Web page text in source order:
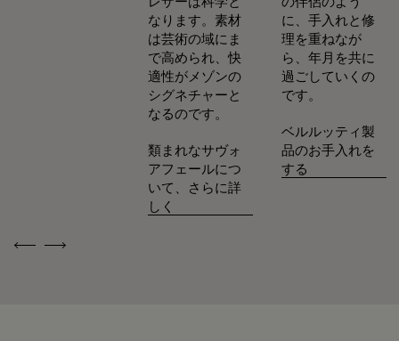
ベルルッティは、持続可能なリサイクル素材を使用し、化石
燃料由来のバージンプラスチックは使用していない、環境に
配慮したパッケージを重視しています。
私たちのコミットメント
身に着けていただけるよう、各種サービスを取り揃えていま
Previous
Next
なります。素材
は芸術の域にま
で高められ、快
適性がメゾンの
シグネチャーと
なるのです。
類まれなサヴォ
アフェールにつ
いて、さらに詳
しく
に、手入れと修
理を重ねなが
ら、年月を共に
過ごしていくの
です。
ベルルッティ製
品のお手入れを
する